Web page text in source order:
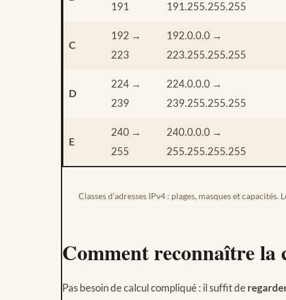
191
191.255.255.255
C
192 →
223
192.0.0.0 →
223.255.255.255
D
224 →
239
224.0.0.0 →
239.255.255.255
E
240 →
255
240.0.0.0 →
255.255.255.255
Classes d’adresses IPv4 : plages, masques et
Comment reconnaître la
Pas besoin de calcul compliqué : il suffit de